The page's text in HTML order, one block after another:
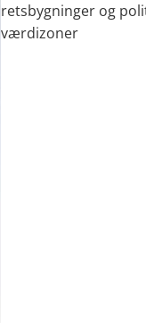
retsbygninger og
værdizoner